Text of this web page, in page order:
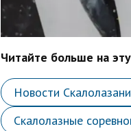
Читайте больше на
Новости
Скалолазные